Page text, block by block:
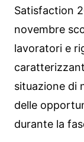
Satisfaction
novembre
lavoratori e
situazione di
delle
durante la